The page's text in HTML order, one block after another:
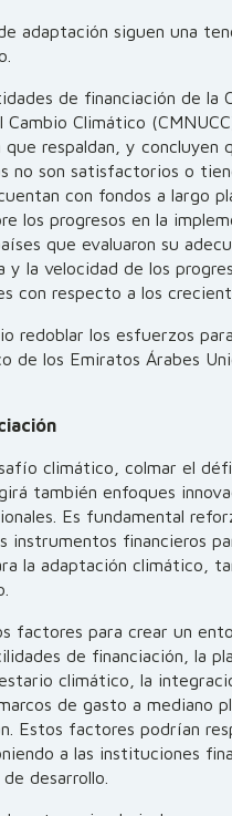
adaptación siguen una
de financiación de la
Cambio Climático
respaldan, y concluyen
no son satisfactorios o
con fondos a largo
los progresos en la
que evaluaron su
y la velocidad de los
con respecto a los
redoblar los esfuerzos
de los Emiratos Árabes
climático, colmar el
también enfoques
Es fundamental
instrumentos financieros
la adaptación climático,
factores para crear un
de financiación, la
climático, la
de gasto a mediano
Estos factores podrían
a las instituciones
desarrollo.